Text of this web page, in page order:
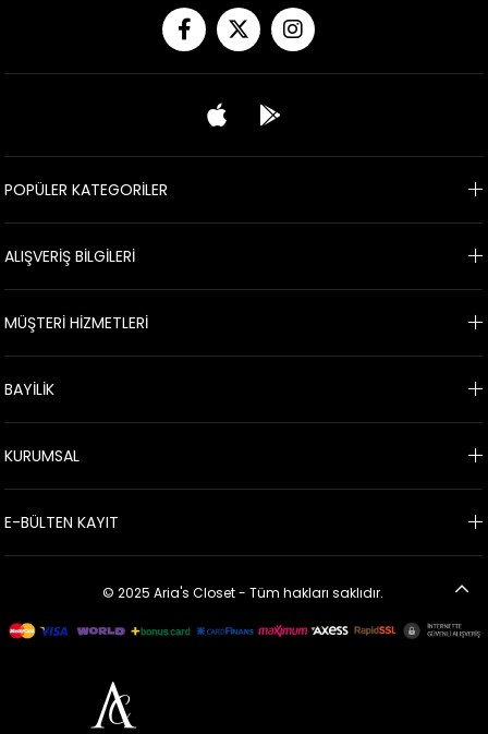
POPÜLER KATEGORİLER
ALIŞVERİŞ BİLGİLERİ
MÜŞTERİ HİZMETLERİ
BAYİLİK
KURUMSAL
E-BÜLTEN KAYIT
© 2025 Aria's Closet - Tüm hakları saklıdır.